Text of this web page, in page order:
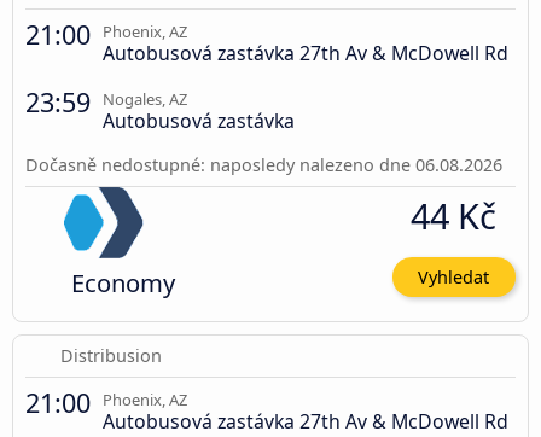
21:00 Phoenix, AZ
Autobusová zastávka 27th Av & McDowell Rd
23:59 Nogales, AZ
Autobusová zastávka
Dočasně nedostupné: naposledy nalezeno dne 06.08.2026
Economy
44 Kč
Vyhledat
Distribusion
21:00 Phoenix, AZ
Autobusová zastávka 27th Av & McDowell Rd